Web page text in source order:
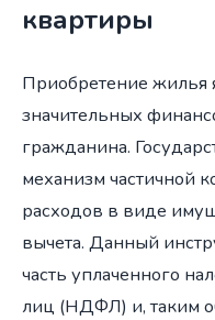
квартиры
Приобретение жилья
значительных
гражданина.
механизм частичной
расходов в виде
вычета. Данный
часть уплаченного
лиц (НДФЛ) и, таким